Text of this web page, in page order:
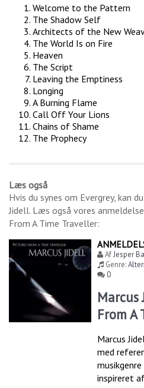
Welcome to the Pattern
The Shadow Self
Architects of the New
The World Is on Fire
Heaven
The Script
Leaving the Emptiness
Longing
A Burning Flame
Call Off Your Lions
Chains of Shame
The Prophecy
Læs også
Hvis du synes om Evergrey, kan
Jidell. Læs også vores
From A Time Traveller:
AfJesper
Genre:
0
Marcus
From A
Marcus
med
inspireret